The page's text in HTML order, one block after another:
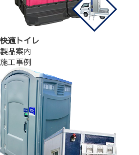
快適トイレ
製品案内
施工事例